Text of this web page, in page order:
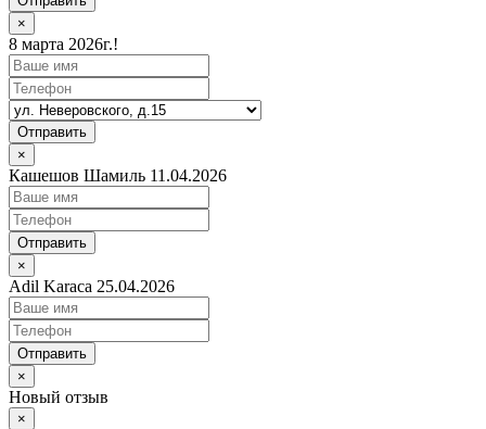
×
8 марта 2026г.!
Отправить
×
Кашешов Шамиль 11.04.2026
Отправить
×
Adil Karaca 25.04.2026
Отправить
×
Новый отзыв
×